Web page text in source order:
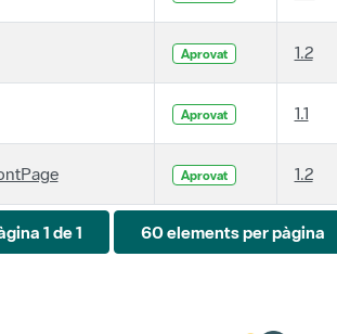
Aprovat 1.2
Aprovat 1.1
Aprovat 1.2
1 de 1 60 elements per pàgina